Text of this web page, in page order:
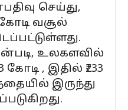
செய்து,
கோடி வசூல்
உலகளவில்
கோடி , இதில் ₹233
இருந்து